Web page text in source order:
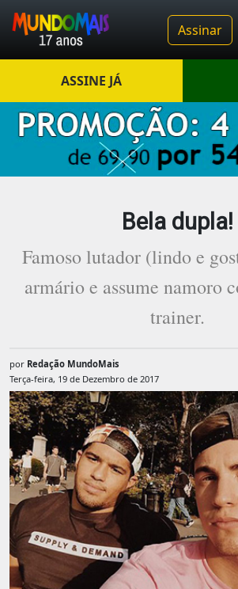
Assinar
ASSINE JÁ
Bela dupla!
Famoso lutador (lindo e
armário e assume namoro
trainer.
por Redação MundoMais
Terça-feira, 19 de Dezembro de 2017